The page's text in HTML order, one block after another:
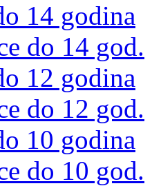
14 godina
do 14 god.
12 godina
do 12 god.
10 godina
do 10 god.